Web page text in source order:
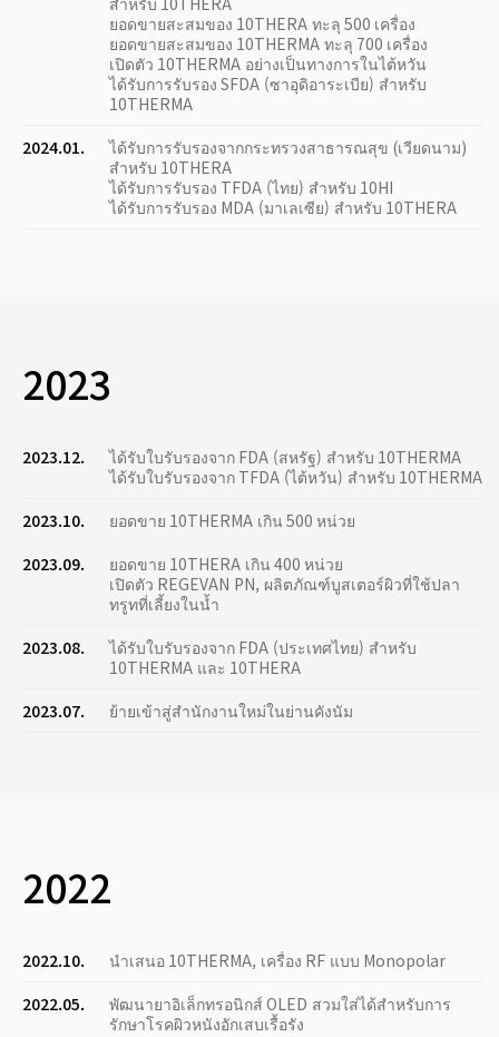
ยอดขายสะสมของ 10THERA ทะลุ 500 เครื่อง
ยอดขายสะสมของ 10THERMA ทะลุ 700 เครื่อง
เปิดตัว 10THERMA อย่างเป็นทางการในไต้หวัน
ได้รับการรับรอง SFDA (ซาอุดิอาระเบีย) สำหรับ
10THERMA
2024.01.
ได้รับการรับรองจากกระทรวงสาธารณสุข (เวียดนาม)
สำหรับ 10THERA
ได้รับการรับรอง TFDA (ไทย) สำหรับ 10HI
ได้รับการรับรอง MDA (มาเลเซีย) สำหรับ 10THERA
2023
2023.12.
ได้รับใบรับรองจาก FDA (สหรัฐ) สำหรับ 10THERMA
ได้รับใบรับรองจาก TFDA (ไต้หวัน) สำหรับ 10THERMA
2023.10.
ยอดขาย 10THERMA เกิน 500 หน่วย
2023.09.
ยอดขาย 10THERA เกิน 400 หน่วย
เปิดตัว REGEVAN PN, ผลิตภัณฑ์บูสเตอร์ผิวที่ใช้ปลา
ทรูทที่เลี้ยงในน้ำ
2023.08.
ได้รับใบรับรองจาก FDA (ประเทศไทย) สำหรับ
10THERMA และ 10THERA
2023.07.
ย้ายเข้าสู่สำนักงานใหม่ในย่านคังนัม
2022
2022.10.
นำเสนอ 10THERMA, เครื่อง RF แบบ Monopolar
2022.05.
พัฒนายาอิเล็กทรอนิกส์ OLED สวมใส่ได้สำหรับการ
รักษาโรคผิวหนังอักเสบเรื้อรัง